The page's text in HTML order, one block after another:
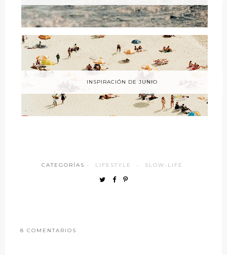
INSPIRACIÓN DE JUNIO
CATEGORÍAS · LIFESTYLE · SLOW-LIFE
8 COMENTARIOS